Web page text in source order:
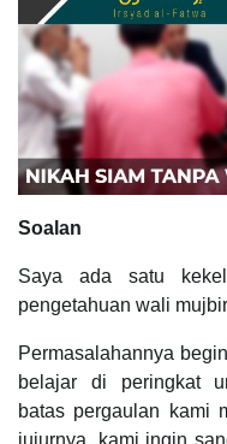
Soalan
Saya ada satu
pengetahuan wali
Permasalahannya
belajar di peringkat
batas pergaulan kami
jujurnya, kami ingin